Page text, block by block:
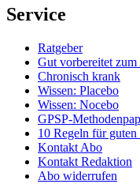
Service
Ratgeber
Gut vorbereitet
Chronisch krank
Wissen: Placebo
Wissen: Nocebo
GPSP-
10 Regeln für
Kontakt Abo
Kontakt Redaktion
Abo widerrufen